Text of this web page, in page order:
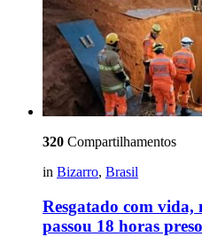
320 Compartilhamentos
in Bizarro, Brasil
Resgatado com vida,
passou 18 horas